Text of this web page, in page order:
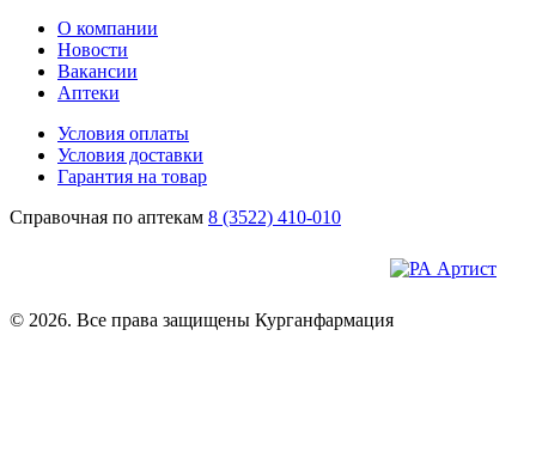
О компании
Новости
Вакансии
Аптеки
Условия оплаты
Условия доставки
Гарантия на товар
Справочная по аптекам 8 (3522) 410-010
© 2026. Все права защищены Курганфармация